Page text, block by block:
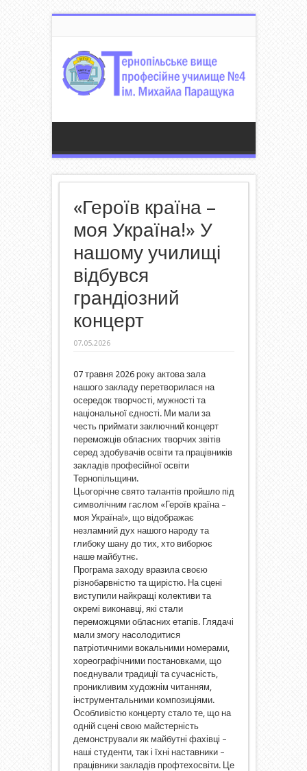
«Героїв країна –
моя Україна!» У
нашому училищі
відбувся
грандіозний
концерт
07.05.2026
07 травня 2026 року актова зала
нашого закладу перетворилася на
осередок творчості, мужності та
національної єдності. Ми мали за
честь приймати заключний концерт
переможців обласних творчих звітів
серед здобувачів освіти та працівників
закладів професійної освіти
Тернопільщини.
Цьогорічне свято талантів пройшло під
символічним гаслом «Героїв країна –
моя Україна!», що відображає
незламний дух нашого народу та
глибоку шану до тих, хто виборює
наше майбутнє.
Програма заходу вразила своєю
різнобарвністю та щирістю. На сцені
виступили найкращі колективи та
окремі виконавці, які стали
переможцями обласних етапів. Глядачі
мали змогу насолодитися
патріотичними вокальними номерами,
хореографічними постановками, що
поєднували традиції та сучасність,
проникливим художнім читанням,
інструментальними композиціями.
Особливістю концерту стало те, що на
одній сцені свою майстерність
демонстрували як майбутні фахівці –
наші студенти, так і їхні наставники –
працівники закладів профтехосвіти. Це